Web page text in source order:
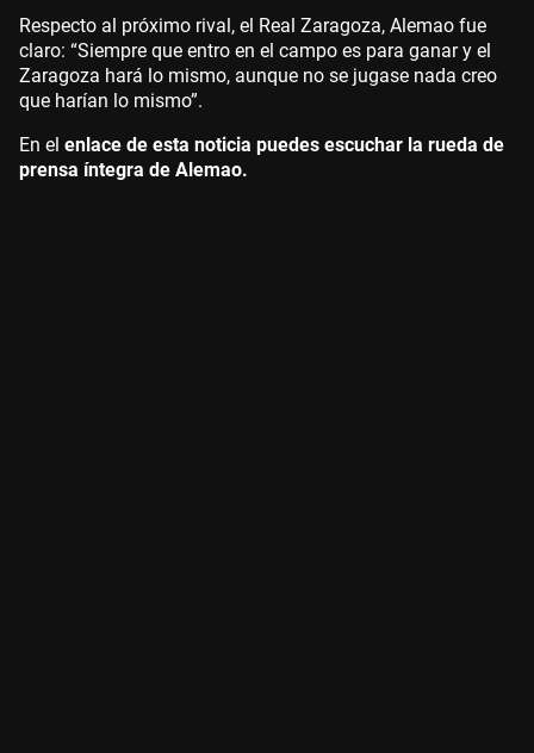
Respecto al próximo rival, el Real Zaragoza, Alemao fue
claro: “Siempre que entro en el campo es para ganar y el
Zaragoza hará lo mismo, aunque no se jugase nada creo
que harían lo mismo”.
En el enlace de esta noticia puedes escuchar la rueda de
prensa íntegra de Alemao.